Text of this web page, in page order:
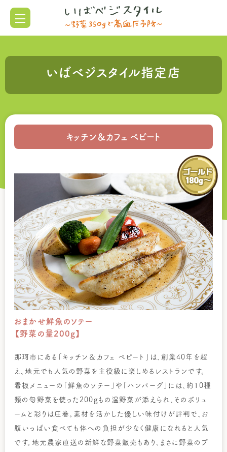
いばベジスタイル指定店
キッチン＆カフェ ペピート
おまかせ鮮魚のソテー
【野菜の量200g】
那珂市にある「キッチン＆カフェ ペピート」は、創業40年を超
え、地元でも人気の野菜を主役級に楽しめるレストランです。
看板メニューの「鮮魚のソテー」や「ハンバーグ」には、約10種
類の旬野菜を使った200gもの温野菜が添えられ、そのボリュ
ームと彩りは圧巻。素材を活かした優しい味付けが評判で、お
腹いっぱい食べても体への負担が少なく健康になれると人気
です。地元農家直送の新鮮な野菜販売もあり、まさに野菜のプ